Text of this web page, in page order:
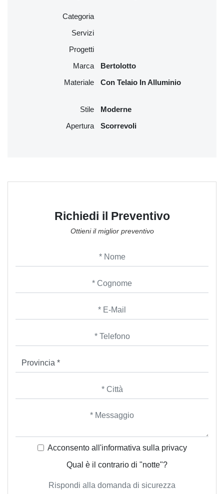
Richiedi il Preventivo
Ottieni il miglior preventivo
Acconsento all'informativa sulla privacy
Qual è il contrario di "notte"?
Categoria
Servizi
Progetti
Marca Bertolotto
Materiale Con Telaio In Alluminio
Stile Moderne
Apertura Scorrevoli